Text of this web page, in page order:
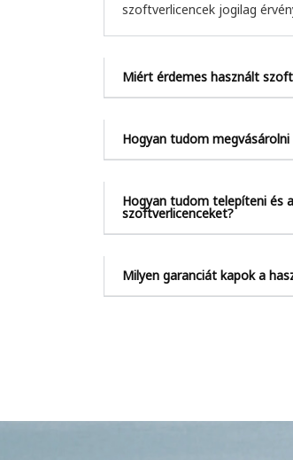
szoftverlicencek jogilag
Miért érdemes használt
Hogyan tudom
Hogyan tudom telepíteni és
szoftverlicenceket?
Milyen garanciát kapok a